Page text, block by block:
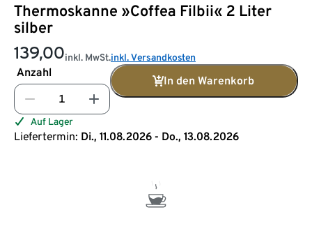
Thermoskanne »Coffea Filbii« 2 Liter
silber
139,00inkl. MwSt.inkl. Versandkosten
Anzahl
In den Warenkorb
Auf Lager
Liefertermin: Di., 11.08.2026 - Do., 13.08.2026